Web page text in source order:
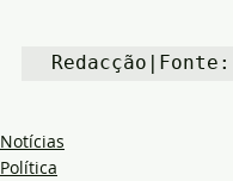
Redacção|Fonte:
Notícias
Política